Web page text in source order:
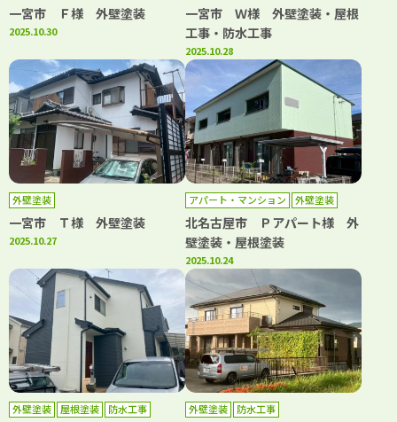
一宮市 Ｆ様 外壁塗装
2025.10.30
一宮市 Ｗ様 外壁塗装・屋根
工事・防水工事
2025.10.28
外壁塗装
一宮市 Ｔ様 外壁塗装
2025.10.27
アパート・マンション
外壁塗装
屋根塗装
防水工事
北名古屋市 Ｐアパート様 外
壁塗装・屋根塗装
2025.10.24
外壁塗装 屋根塗装 防水工事 外壁塗装 防水工事